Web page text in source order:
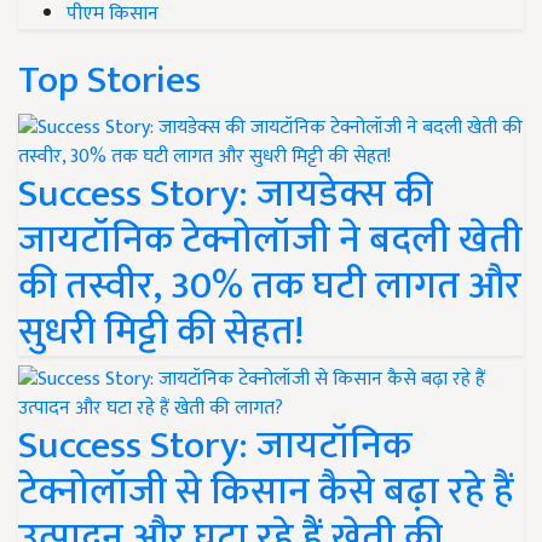
पीएम किसान
Top Stories
Success Story: जायडेक्स की
जायटॉनिक टेक्नोलॉजी ने बदली खेती
की तस्वीर, 30% तक घटी लागत और
सुधरी मिट्टी की सेहत!
Success Story: जायटॉनिक
टेक्नोलॉजी से किसान कैसे बढ़ा रहे हैं